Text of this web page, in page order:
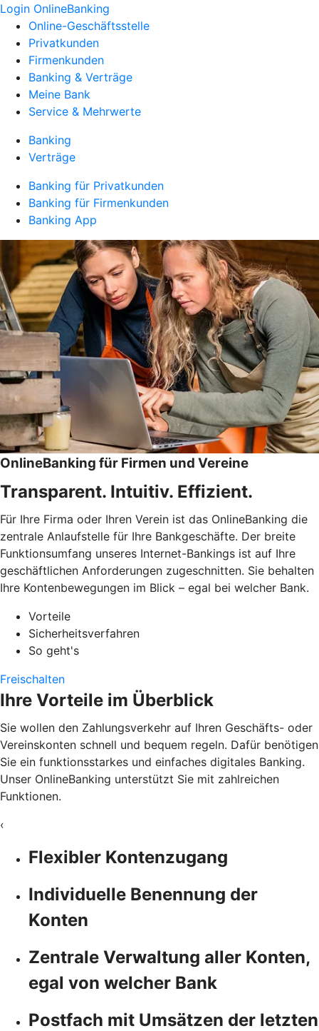
Login OnlineBanking
Online-Geschäftsstelle
Privatkunden
Firmenkunden
Banking & Verträge
Meine Bank
Service & Mehrwerte
Banking
Verträge
Banking für Privatkunden
Banking für Firmenkunden
Banking App
OnlineBanking für Firmen und Vereine
Transparent. Intuitiv. Effizient.
Für Ihre Firma oder Ihren Verein ist das OnlineBanking die
zentrale Anlaufstelle für Ihre Bankgeschäfte. Der breite
Funktionsumfang unseres Internet-Bankings ist auf Ihre
geschäftlichen Anforderungen zugeschnitten. Sie behalten
Ihre Kontenbewegungen im Blick – egal bei welcher Bank.
Vorteile
Sicherheitsverfahren
So geht's
Freischalten
Ihre Vorteile im Überblick
Sie wollen den Zahlungsverkehr auf Ihren Geschäfts- oder
Vereinskonten schnell und bequem regeln. Dafür benötigen
Sie ein funktionsstarkes und einfaches digitales Banking.
Unser OnlineBanking unterstützt Sie mit zahlreichen
Funktionen.
‹
Flexibler Kontenzugang
Individuelle Benennung der
Konten
Zentrale Verwaltung aller Konten,
egal von welcher Bank
Postfach mit Umsätzen der letzten